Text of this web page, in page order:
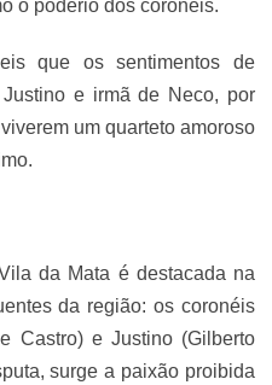
o poderio dos coronéis.
que os sentimentos de
e irmã de Neco, por
um quarteto amoroso
da Mata é destacada na
da região: os coronéis
Castro) e Justino (Gilberto
surge a paixão proibida